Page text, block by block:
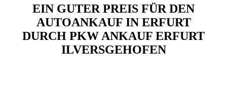
EIN GUTER PREIS FÜR DEN
AUTOANKAUF IN ERFURT
DURCH PKW ANKAUF ERFURT
ILVERSGEHOFEN